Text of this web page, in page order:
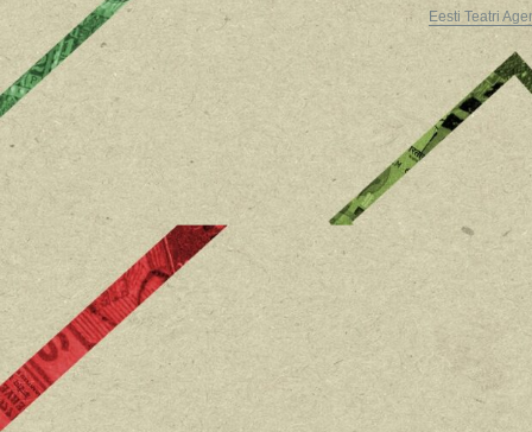
Eesti Teatri